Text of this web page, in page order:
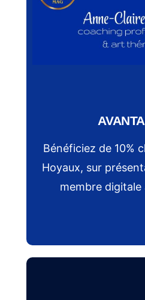
Bénéficiez de 10%
Hoyaux, sur
membre